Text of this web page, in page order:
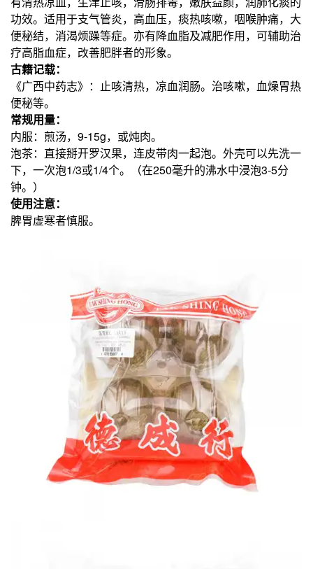
功效。适用于支气管炎，高血压，痰热咳嗽，咽喉肿痛，大
便秘结，消渴烦躁等症。亦有降血脂及减肥作用，可辅助治
疗高脂血症，改善肥胖者的形象。
古籍记载：
《广西中药志》：止咳清热，凉血润肠。治咳嗽，血燥胃热
便秘等。
常规用量：
内服：煎汤，9-15g，或炖肉。
泡茶：直接掰开罗汉果，连皮带肉一起泡。外壳可以先洗一
下，一次泡1/3或1/4个。（在250毫升的沸水中浸泡3-5分
钟。）
使用注意：
脾胃虚寒者慎服。